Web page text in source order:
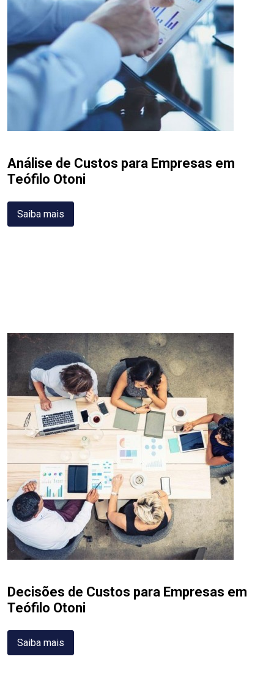
Análise de Custos para Empresas em
Teófilo Otoni
Saiba mais
Decisões de Custos para Empresas em
Teófilo Otoni
Saiba mais